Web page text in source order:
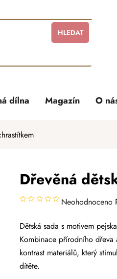
HLEDAT
dílna Magazín O
Dřevěná
Neohodnoceno
Dětská sada s motivem
Kombinace přírodního
kontrast materiálů, který
dítěte.